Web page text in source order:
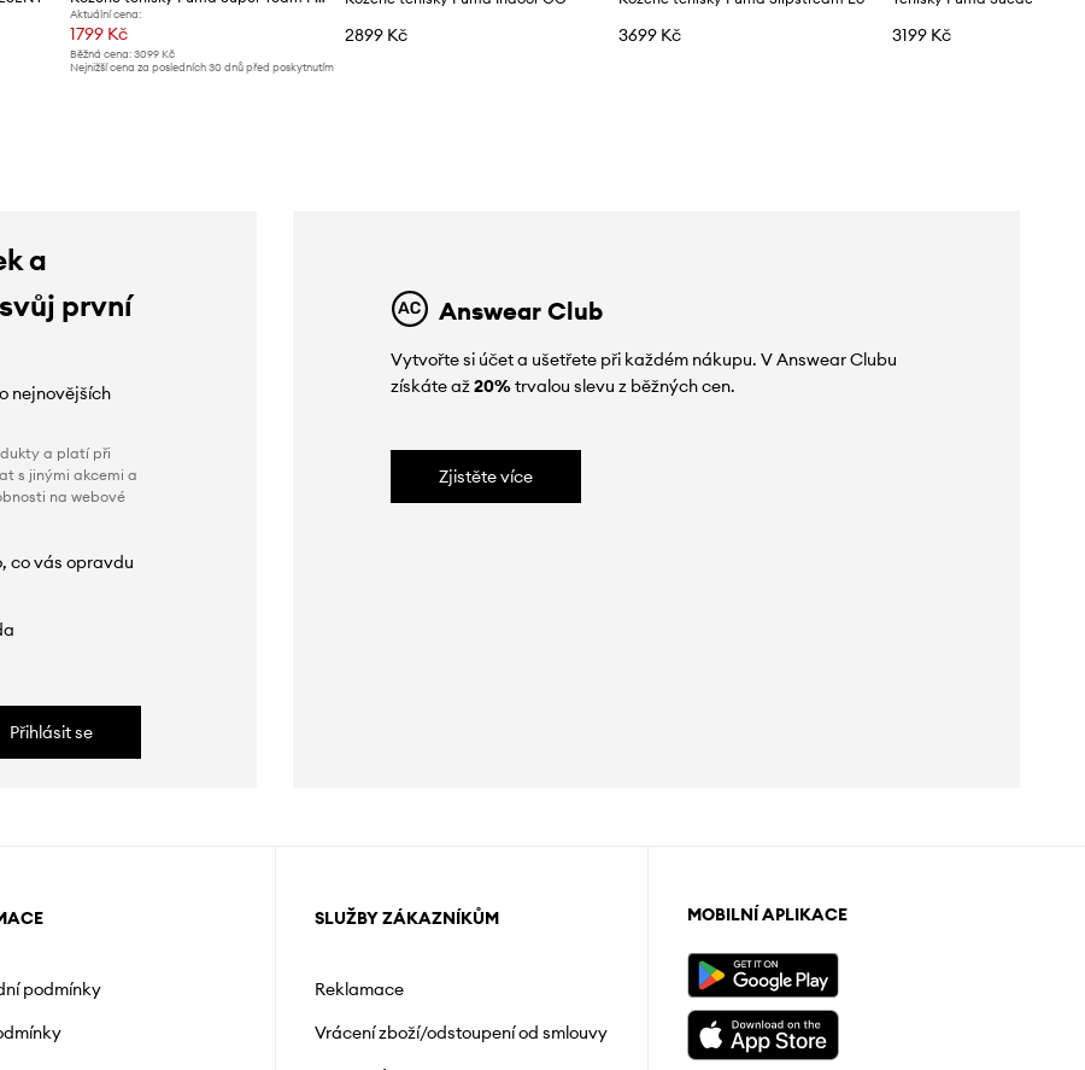
Aktuální cena:
1799 Kč
Běžná cena: 3099 Kč
Nejnižší cena za posledních 30 dnů před poskytnutím
2899 Kč 3699 Kč 3199 Kč
a
první
nejnovějších
a platí při
s jinými akcemi a
na webové
co vás opravdu
Přihlásit se
Answear Club
Vytvořte si účet a ušetřete při každém nákupu. V Answear Clubu
získáte až20%trvalou slevu z běžných cen.
Zjistěte více
podmínky
SLUŽBY ZÁKAZNÍKŮM
Reklamace
Vrácení zboží/odstoupení od smlouvy
MOBILNÍ APLIKACE